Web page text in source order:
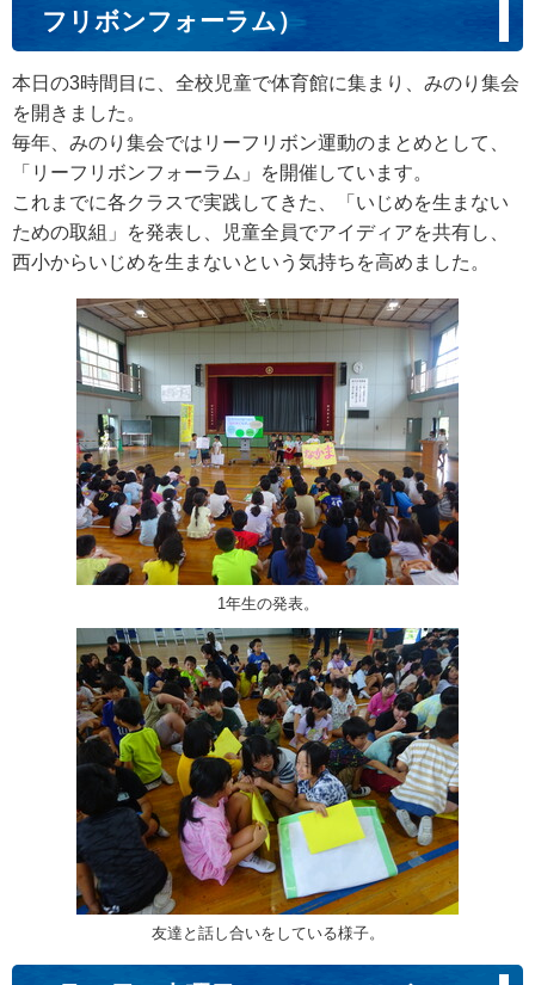
フリボンフォーラム）
本日の3時間目に、全校児童で体育館に集まり、みのり集会
を開きました。
毎年、みのり集会ではリーフリボン運動のまとめとして、
「リーフリボンフォーラム」を開催しています。
これまでに各クラスで実践してきた、「いじめを生まない
ための取組」を発表し、児童全員でアイディアを共有し、
西小からいじめを生まないという気持ちを高めました。
1年生の発表。
友達と話し合いをしている様子。